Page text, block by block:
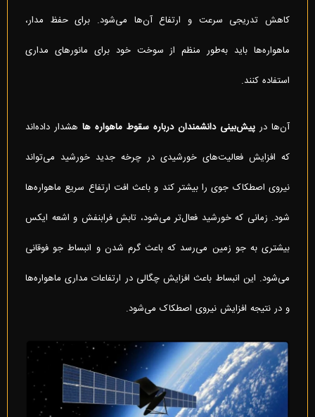
کاهش تدریجی سرعت و ارتفاع آن‌ها می‌شود. برای حفظ مدار،
ماهواره‌ها باید به‌طور منظم از سوخت خود برای مانورهای مداری
استفاده کنند.
آن‌ها در پیش‌بینی دانشمندان درباره سقوط ماهواره ها هشدار داده‌اند
که افزایش فعالیت‌های خورشیدی در چرخه جدید خورشید می‌تواند
نیروی اصطکاک جوی را بیشتر کند و باعث افت ارتفاع سریع ماهواره‌ها
شود. زمانی که خورشید فعال‌تر می‌شود، تابش فرابنفش و اشعه ایکس
بیشتری به جو زمین می‌رسد که باعث گرم شدن و انبساط جو فوقانی
می‌شود. این انبساط باعث افزایش چگالی در ارتفاعات مداری ماهواره‌ها
و در نتیجه افزایش نیروی اصطکاک می‌شود.